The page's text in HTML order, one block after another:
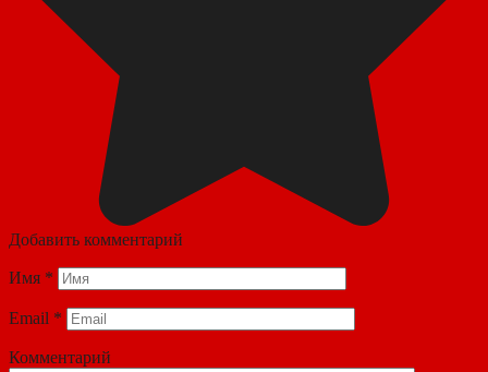
Добавить комментарий
Имя *
Email *
Комментарий